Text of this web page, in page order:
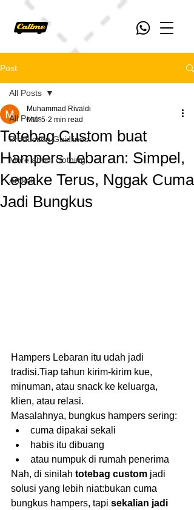
Post
All Posts
Production Guidlines
More about clothing
Artikel
All Posts
Totebag Custom buat
Hampers Lebaran: Simpel,
Kepake Terus, Nggak Cuma
Jadi Bungkus
Muhammad Rivaldi
Mar 5 2 min read
Hampers Lebaran itu udah jadi
tradisi.Tiap tahun kirim-kirim kue,
minuman, atau snack ke keluarga,
klien, atau relasi.
Masalahnya, bungkus hampers sering:
cuma dipakai sekali
habis itu dibuang
atau numpuk di rumah penerima
Nah, di sinilah totebag custom jadi
solusi yang lebih niat:bukan cuma
bungkus hampers, tapi sekalian jadi